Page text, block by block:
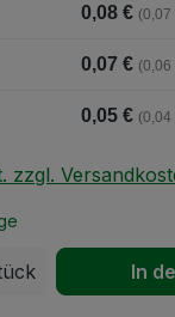
0,08 € (0,07
0,07 € (0,06
0,05 € (0,04
zzgl.
Gib In